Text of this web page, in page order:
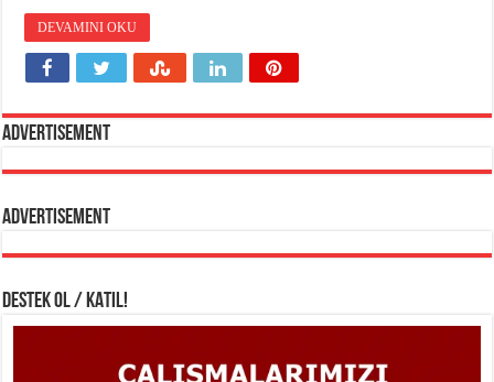
DEVAMINI OKU
Advertisement
Advertisement
DESTEK OL / KATIL!